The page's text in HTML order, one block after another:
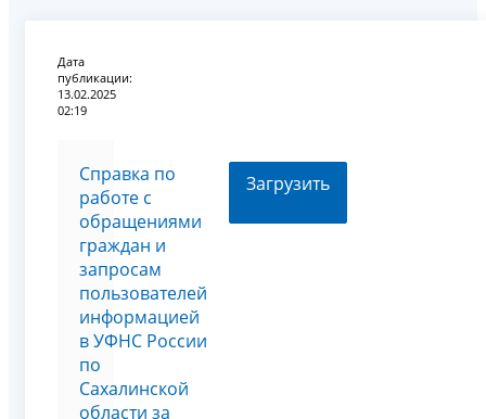
Дата
публикации:
13.02.2025
02:19
Справка по
работе с
обращениями
граждан и
запросам
пользователей
информацией
в УФНС России
по
Сахалинской
области за
Загрузить